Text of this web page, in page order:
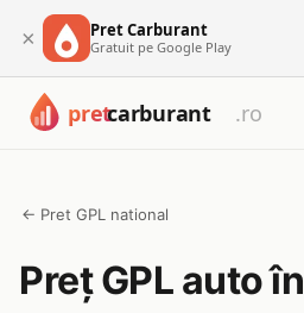
× Pret Carburant
Gratuit pe Google Play
← Pret GPL national
Preț GPL auto în